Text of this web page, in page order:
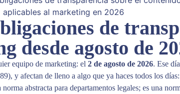
de
desde agosto de
equipo de marketing: el 2 de agosto de 2026. Ese
y afectan de lleno a algo que ya haces todos los
abstracta para departamentos legales; es una